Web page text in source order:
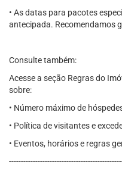
• As datas para pacotes
antecipada. Recomendamos
Consulte também:
Acesse a seção Regras do
sobre:
• Número máximo de
• Política de visitantes e
• Eventos, horários e regras